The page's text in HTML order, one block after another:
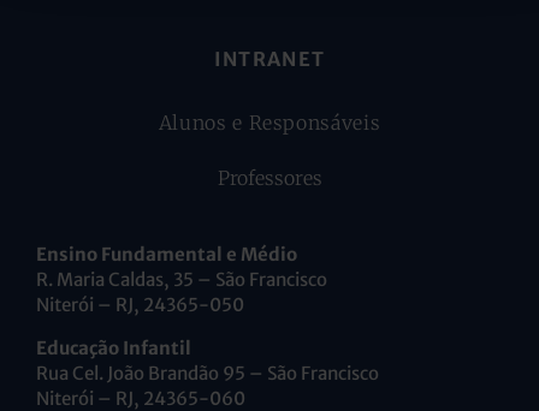
INTRANET
Alunos e Responsáveis
Professores
Ensino Fundamental e Médio
R. Maria Caldas, 35 – São Francisco
Niterói – RJ, 24365-050
Educação Infantil
Rua Cel. João Brandão 95 – São Francisco
Niterói – RJ, 24365-060